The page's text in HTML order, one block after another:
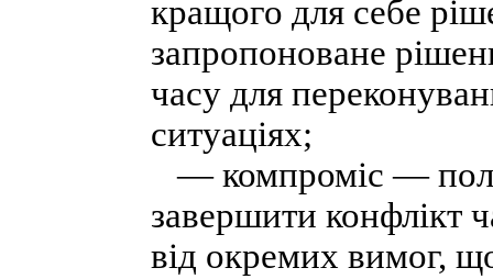
кращого для себе
запропоноване
часу для
ситуаціях;
— компроміс —
завершити конфлікт
від окремих вимог,